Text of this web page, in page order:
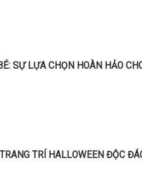
SỰ LỰA CHỌN HOÀN HẢO
TRÍ HALLOWEEN ĐỘC